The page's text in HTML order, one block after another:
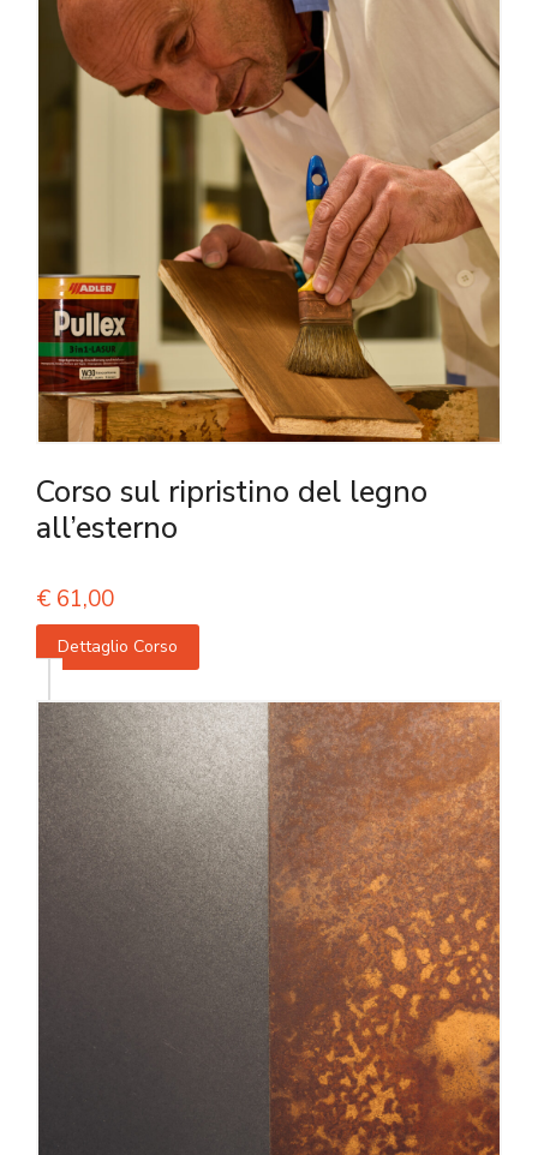
Corso sul ripristino del legno
all’esterno
€ 61,00
Dettaglio Corso